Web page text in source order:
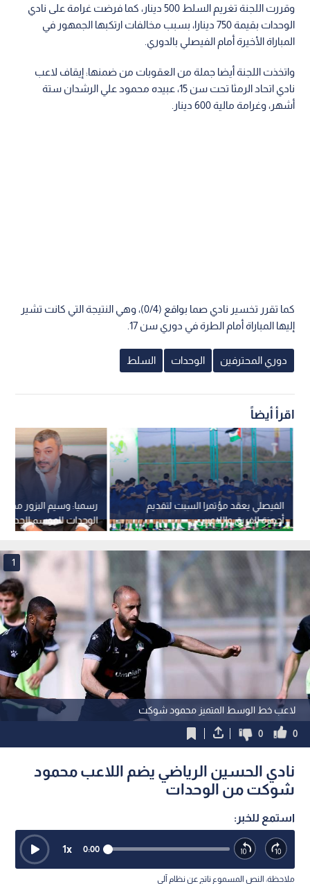
وقررت اللجنة تغريم السلط 500 دينار، كما فرضت غرامة على نادي
الوحدات بقيمة 750 دينارا، بسبب مخالفات ارتكبها الجمهور في
المباراة الأخيرة أمام الفيصلي بالدوري.
واتخذت اللجنة أيضا جملة من العقوبات من ضمنها: إيقاف لاعب
نادي اتحاد الرمثا تحت سن 15، عبيده محمود علي الرشدان ستة
أشهر، وغرامة مالية 600 دينار.
كما تقرر تخسير نادي صما بواقع (0/4)، وهي النتيجة التي كانت تشير
إليها المباراة أمام الطرة في دوري سن 17.
دوري المحترفين الوحدات السلط
اقرأ أيضاً
رسميا: وسيم البزور مديرا
الوحدات للموسم الجديد
الفيصلي يعقد مؤتمرا السبت لتقديم
أجهزة الفريق واللاعبين
لاعب خط الوسط المتميز محمود شوكت
1
0
0
نادي الحسين الرياضي يضم اللاعب محمود
شوكت من الوحدات
استمع للخبر:
0:00
1x
ملاحظة: النص المسموع ناتج عن نظام آلي